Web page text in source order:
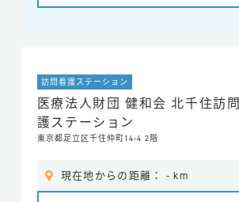
訪問看護ステーション
医療法人財団 健和会 北千住訪
護ステーション
東京都足立区千住仲町14-4 2階
現在地からの距離： - km